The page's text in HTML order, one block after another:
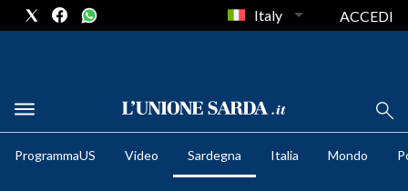
METEO
Italy ACCEDI
ProgrammaUS Video Sardegna Italia Mondo